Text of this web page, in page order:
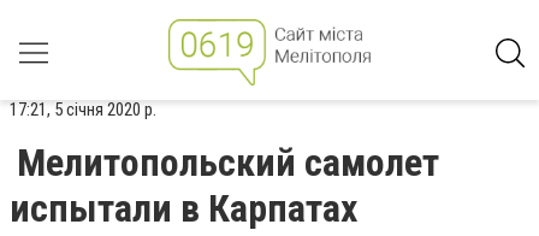
17:21, 5 січня 2020 р.
Мелитопольский самолет
испытали в Карпатах